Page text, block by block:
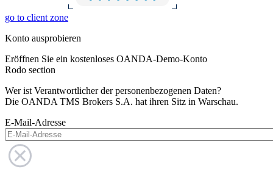
go to client zone
Konto ausprobieren
Eröffnen Sie ein kostenloses OANDA-Demo-Konto
Rodo section
Wer ist Verantwortlicher der personenbezogenen Daten?
Die OANDA TMS Brokers S.A. hat ihren Sitz in Warschau.
E-Mail-Adresse